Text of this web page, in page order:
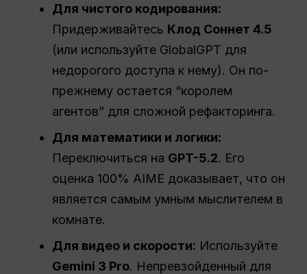
Для чистого кодирования:
Придерживайтесь Клод Соннет 4.5
(или используйте GlobalGPT для
недорогого доступа к нему). Он по-
прежнему остается “королем
агентов” для сложной рефакторинга.
Для математики и логики:
Переключиться на GPT-5.2. Его
оценка 100% AIME доказывает, что он
является самым умным мыслителем в
комнате.
Для видео и скорости: Используйте
Gemini 3 Pro. Непревзойденный для